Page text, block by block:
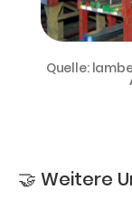
Quelle:
🤝 Weitere